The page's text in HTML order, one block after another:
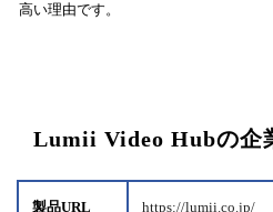
高い理由です。
Lumii Video Hubの企
製品URL https://lumii.co.jp/